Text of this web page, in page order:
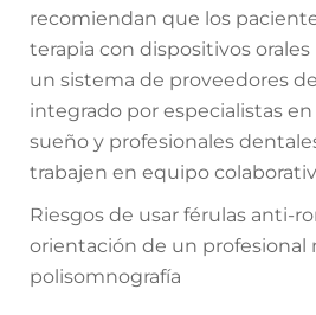
recomiendan que los
terapia con dispositivos
un sistema de proveedores
integrado por especialistas
sueño y profesionales
trabajen en equipo
Riesgos de usar férulas anti-
orientación de un profesional
polisomnografía